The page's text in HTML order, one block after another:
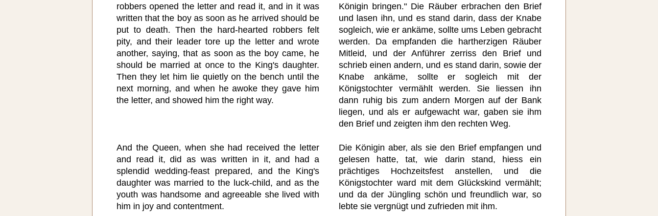
robbers opened the letter and read it, and in it was
written that the boy as soon as he arrived should be
put to death. Then the hard-hearted robbers felt
pity, and their leader tore up the letter and wrote
another, saying, that as soon as the boy came, he
should be married at once to the King's daughter.
Then they let him lie quietly on the bench until the
next morning, and when he awoke they gave him
the letter, and showed him the right way.
Königin bringen." Die Räuber erbrachen den Brief
und lasen ihn, und es stand darin, dass der Knabe
sogleich, wie er ankäme, sollte ums Leben gebracht
werden. Da empfanden die hartherzigen Räuber
Mitleid, und der Anführer zerriss den Brief und
schrieb einen andern, und es stand darin, sowie der
Knabe ankäme, sollte er sogleich mit der
Königstochter vermählt werden. Sie liessen ihn
dann ruhig bis zum andern Morgen auf der Bank
liegen, und als er aufgewacht war, gaben sie ihm
den Brief und zeigten ihm den rechten Weg.
And the Queen, when she had received the letter
and read it, did as was written in it, and had a
splendid wedding-feast prepared, and the King's
daughter was married to the luck-child, and as the
youth was handsome and agreeable she lived with
him in joy and contentment.
Die Königin aber, als sie den Brief empfangen und
gelesen hatte, tat, wie darin stand, hiess ein
prächtiges Hochzeitsfest anstellen, und die
Königstochter ward mit dem Glückskind vermählt;
und da der Jüngling schön und freundlich war, so
lebte sie vergnügt und zufrieden mit ihm.